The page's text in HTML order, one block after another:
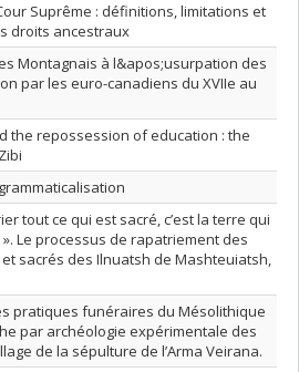
Suprême : définitions, limitations et
droits ancestraux
Montagnais à l&apos;usurpation des
par les euro-canadiens du XVIIe au
the repossession of education : the
tout ce qui est sacré, c’est la terre qui
Le processus de rapatriement des
sacrés des Ilnuatsh de Mashteuiatsh,
pratiques funéraires du Mésolithique
par archéologie expérimentale des
de la sépulture de l’Arma Veirana.